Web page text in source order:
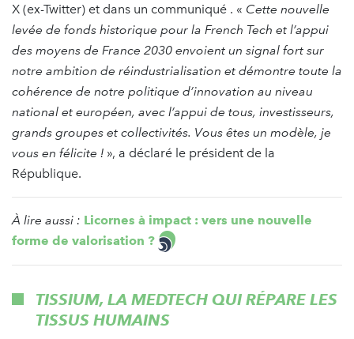
X (ex-Twitter) et dans un communiqué . « Cette nouvelle
levée de fonds historique pour la French Tech et l’appui
des moyens de France 2030 envoient un signal fort sur
notre ambition de réindustrialisation et démontre toute la
cohérence de notre politique d’innovation au niveau
national et européen, avec l’appui de tous, investisseurs,
grands groupes et collectivités. Vous êtes un modèle, je
vous en félicite ! », a déclaré le président de la
République.
À lire aussi : Licornes à impact : vers une nouvelle
forme de valorisation ?
TISSIUM, LA MEDTECH QUI RÉPARE LES
TISSUS HUMAINS